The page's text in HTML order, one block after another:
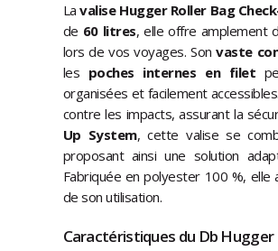
Lavalise Hugger Roller Bag
de 60 litres, elle offre amplement
lors de vos voyages. Sonvaste
les poches internes en filet
organisées et facilement
contre les impacts, assurant la
Up System, cette valise se
proposant ainsi une solution
Fabriquée en polyester 100 %,
de son utilisation.
Caractéristiques du Db Hugger